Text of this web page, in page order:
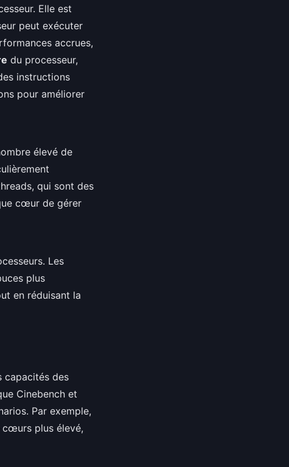
Elle est
peut exécuter
accrues,
du processeur,
instructions
pour améliorer
élevé de
qui sont des
cœur de gérer
Les
plus
en réduisant la
capacités des
Cinebench et
Par exemple,
cœurs plus élevé,